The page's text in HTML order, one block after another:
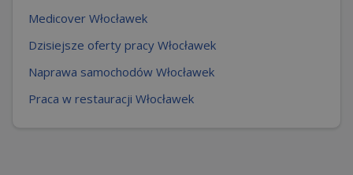
Medicover Włocławek
Dzisiejsze oferty pracy Włocławek
Naprawa samochodów Włocławek
Praca w restauracji Włocławek